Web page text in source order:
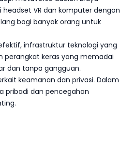
VR dan komputer dengan
bagi banyak orang untuk
infrastruktur teknologi yang
perangkat keras yang memadai
dan tanpa gangguan.
keamanan dan privasi. Dalam
pribadi dan pencegahan